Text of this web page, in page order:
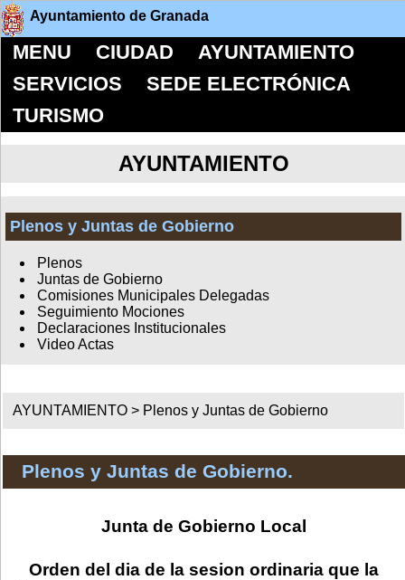
Ayuntamiento de Granada
MENU CIUDAD
AYUNTAMIENTO
SERVICIOS
SEDE ELECTRÓNICA
TURISMO
AYUNTAMIENTO
Plenos y Juntas de Gobierno
Plenos
Juntas de Gobierno
Comisiones Municipales Delegadas
Seguimiento Mociones
Declaraciones Institucionales
Video Actas
AYUNTAMIENTO > Plenos y Juntas de Gobierno
Plenos y Juntas de Gobierno.
Junta de Gobierno Local
Orden del dia de la sesion ordinaria que la